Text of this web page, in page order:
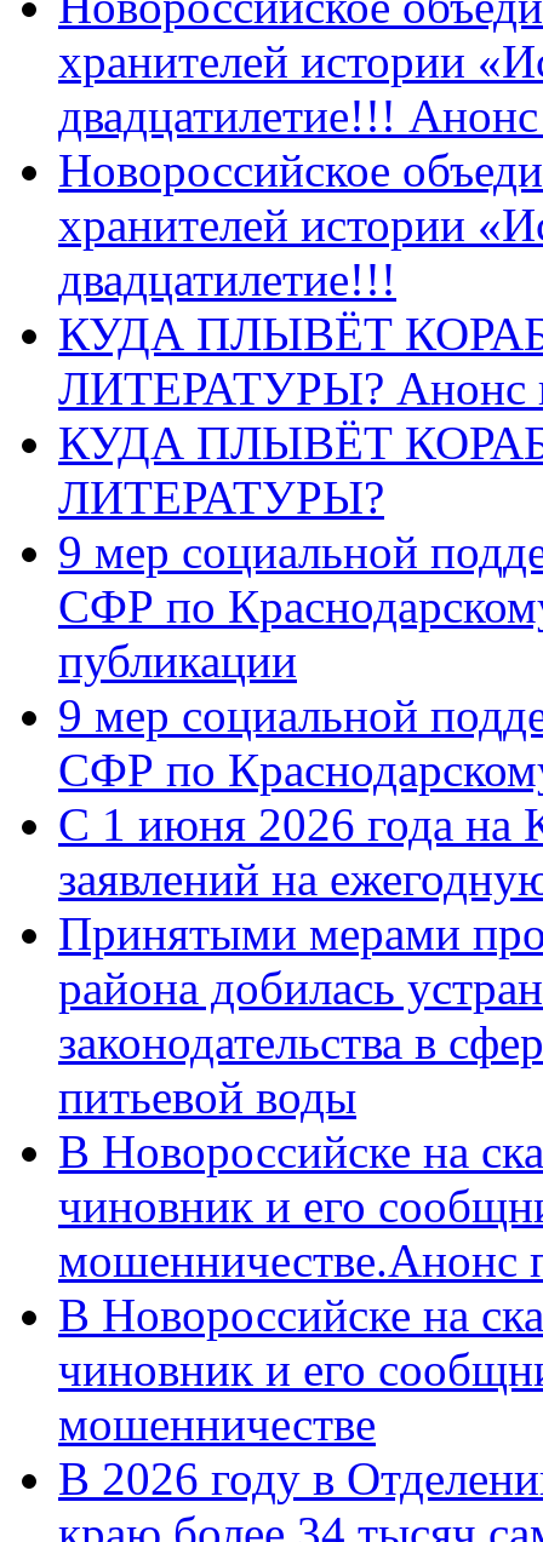
хранителей истории
двадцатилетие!!!
Новороссийское
хранителей истории
двадцатилетие!!!
КУДА ПЛЫВЁТ
ЛИТЕРАТУРЫ? Анонс
КУДА ПЛЫВЁТ
ЛИТЕРАТУРЫ?
9 мер социальной
СФР по
публикации
9 мер социальной
СФР по
С 1 июня 2026 года на
заявлений на
Принятыми мерами
района добилась
законодательства в
питьевой воды
В Новороссийске на
чиновник и его
мошенничестве.Анонс
В Новороссийске на
чиновник и его
мошенничестве
В 2026 году в